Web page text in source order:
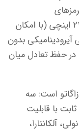
کربن‌سرامیکی ساخت برمبو، رینگ‌های ۲۱ اینچی (با امکان
آیرودینامیکی بدون
در حفظ تعادل میان
زاگاتو است: سه
با قابلیت
آلکانتارا،